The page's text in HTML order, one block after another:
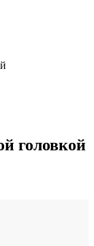
головкой